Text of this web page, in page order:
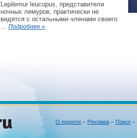
Lepilemur leucopus, представители
ночных лемуров, практически не
видятся с остальными членами своего
... Подробнее »
О проекте Реклама Поиск